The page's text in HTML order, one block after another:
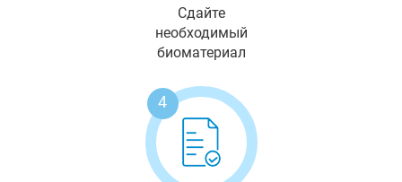
Сдайте
необходимый
биоматериал
4